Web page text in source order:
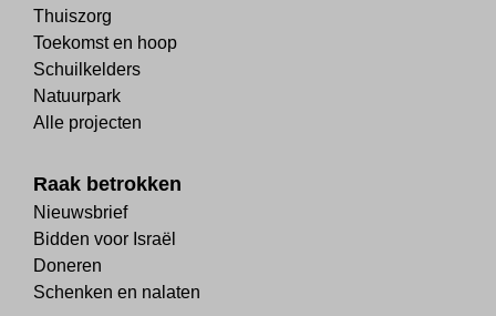
Thuiszorg
Toekomst en hoop
Schuilkelders
Natuurpark
Alle projecten
Raak betrokken
Nieuwsbrief
Bidden voor Israël
Doneren
Schenken en nalaten